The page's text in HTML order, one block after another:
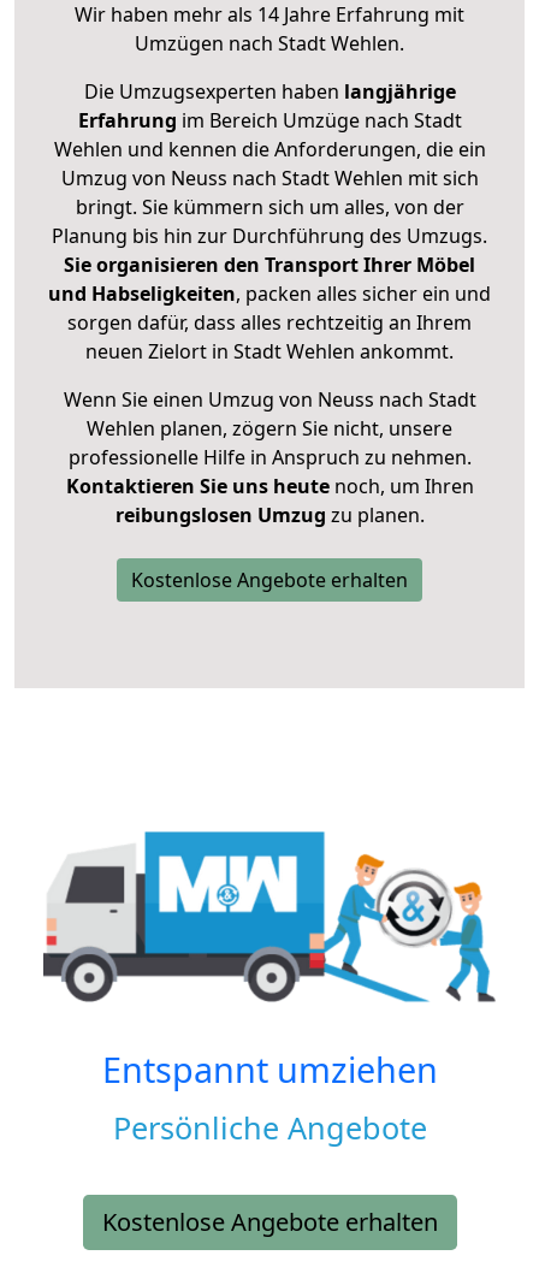
Wir haben mehr als 14 Jahre Erfahrung mit
Umzügen nach Stadt Wehlen.
Die Umzugsexperten haben langjährige
Erfahrung im Bereich Umzüge nach Stadt
Wehlen und kennen die Anforderungen, die ein
Umzug von Neuss nach Stadt Wehlen mit sich
bringt. Sie kümmern sich um alles, von der
Planung bis hin zur Durchführung des Umzugs.
Sie organisieren den Transport Ihrer Möbel
und Habseligkeiten, packen alles sicher ein und
sorgen dafür, dass alles rechtzeitig an Ihrem
neuen Zielort in Stadt Wehlen ankommt.
Wenn Sie einen Umzug von Neuss nach Stadt
Wehlen planen, zögern Sie nicht, unsere
professionelle Hilfe in Anspruch zu nehmen.
Kontaktieren Sie uns heutenoch, um Ihren
reibungslosen Umzug zu planen.
Kostenlose Angebote erhalten
Entspannt umziehen
Persönliche Angebote
Kostenlose Angebote erhalten